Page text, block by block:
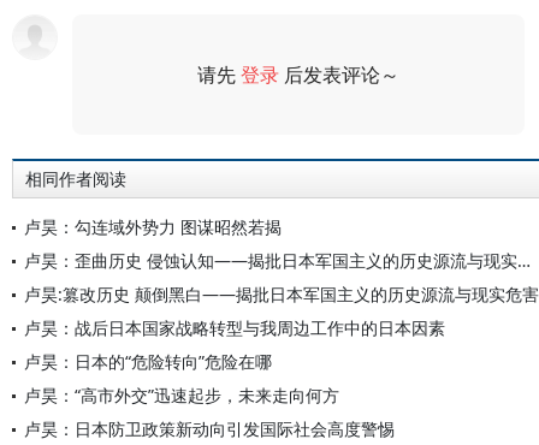
请先登录 后发表评论～
相同作者阅读
卢昊：勾连域外势力 图谋昭然若揭
卢昊：歪曲历史 侵蚀认知——揭批日本军国主义的历史源流与现实危害
卢昊:篡改历史 颠倒黑白——揭批日本军国主义的历史源流与现实危害
卢昊：战后日本国家战略转型与我周边工作中的日本因素
卢昊：日本的“危险转向”危险在哪
卢昊：“高市外交”迅速起步，未来走向何方
卢昊：日本防卫政策新动向引发国际社会高度警惕